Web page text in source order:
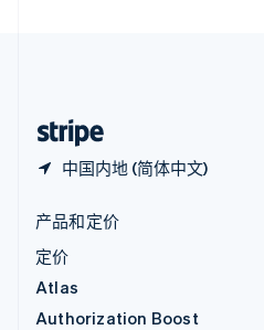
中国内地 (简体中文)
产品和定价
定价
Atlas
Authorization Boost